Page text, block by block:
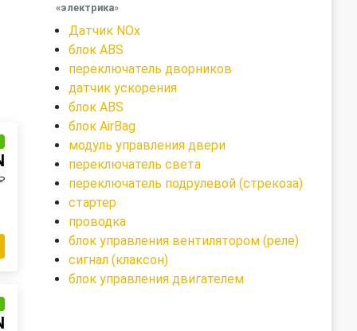
«электрика»
Датчик NOx
блок ABS
переключатель дворников
датчик ускорения
блок ABS
блок AirBag
модуль управления двери
переключатель света
переключатель подрулевой (стрекоза)
стартер
проводка
блок управления вентилятором (реле)
сигнал (клаксон)
блок управления двигателем